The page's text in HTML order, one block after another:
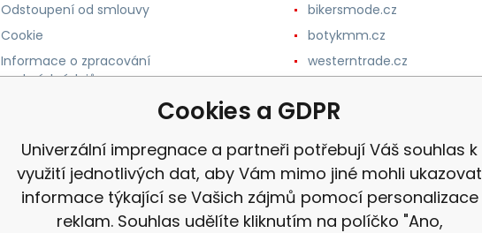
Odstoupení od smlouvy
Cookie
Informace o zpracování
osobních údajů
bikersmode.cz
botykmm.cz
westerntrade.cz
Cookies a GDPR
Univerzální impregnace a partneři potřebují Váš souhlas k
využití jednotlivých dat, aby Vám mimo jiné mohli ukazovat
informace týkající se Vašich zájmů pomocí personalizace
reklam. Souhlas udělíte kliknutím na políčko "Ano,